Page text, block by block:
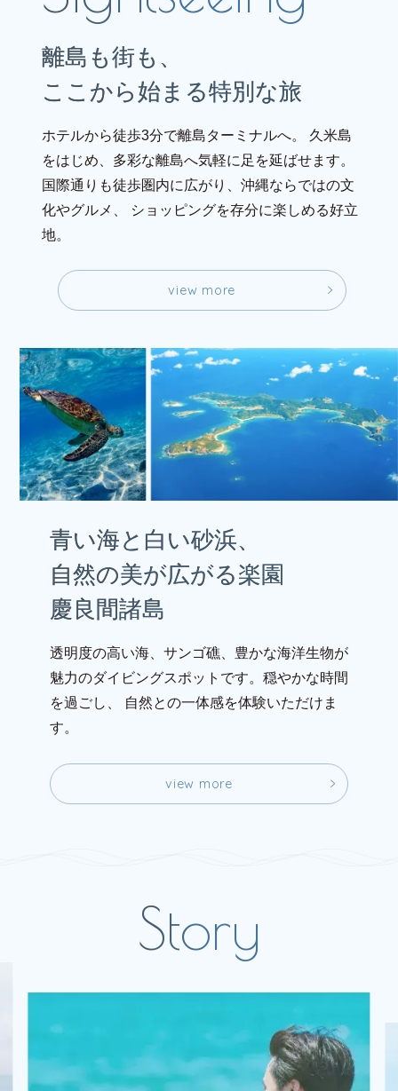
離島も街も、
ここから始まる特別な旅
ホテルから徒歩3分で離島ターミナルへ。
久米島
をはじめ、多彩な離島へ気軽に足を延ばせます。
国際通りも徒歩圏内に広がり、沖縄ならではの文
化やグルメ、
ショッピングを存分に楽しめる好立
地。
view more
青い海と白い砂浜、
自然の美が広がる楽園
慶良間諸島
透明度の高い海、サンゴ礁、豊かな海洋生物が
魅力のダイビングスポットです。穏やかな時間
を過ごし、
自然との一体感を体験いただけま
す。
view more